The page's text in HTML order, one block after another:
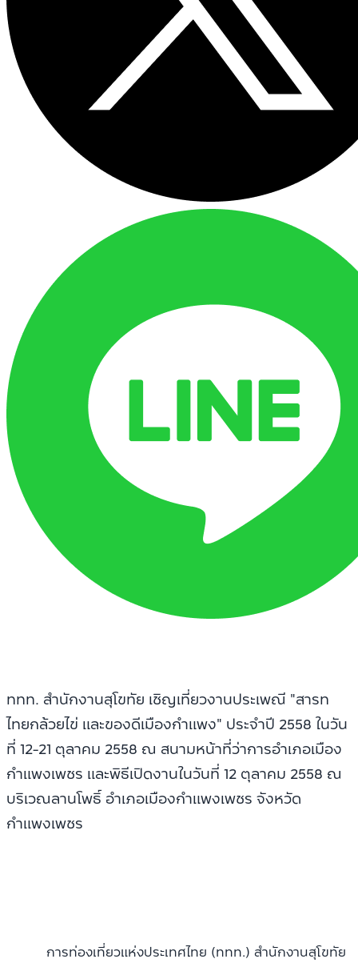
ททท. สำนักงานสุโขทัย เชิญเที่ยวงานประเพณี "สารท
ไทยกล้วยไข่ และของดีเมืองกำแพง" ประจำปี 2558 ในวัน
ที่ 12-21 ตุลาคม 2558 ณ สนามหน้าที่ว่าการอำเภอเมือง
กำแพงเพชร และพิธีเปิดงานในวันที่ 12 ตุลาคม 2558 ณ
บริเวณลานโพธิ์ อำเภอเมืองกำแพงเพชร จังหวัด
กำแพงเพชร
การท่องเที่ยวแห่งประเทศไทย (ททท.) สำนักงานสุโขทัย